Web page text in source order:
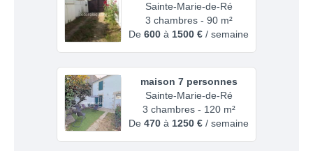
Sainte-Marie-de-Ré
3 chambres - 90 m²
De 600 à 1500 € / semaine
maison 7 personnes
Sainte-Marie-de-Ré
3 chambres - 120 m²
De 470 à 1250 € / semaine